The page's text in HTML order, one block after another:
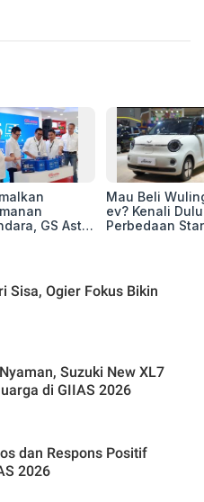
GS Astra
Mau Beli
ev? Kenali Dulu
Perbedaan
Sisa, Ogier Fokus Bikin
Suzuki New XL7
di GIIAS 2026
dan Respons Positif
2026